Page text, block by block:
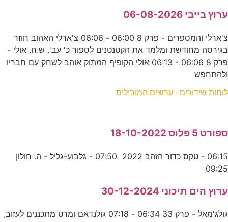
ערוץ בייבי 06-08-2026
צ'ארלי והמספרים - פרק 8 06:00 - 06:06 צ'ארלי האהוב חוזר
בגירסה מחודשת ומלמד את הקטנטנים לספור כ' עב'. ש.ח. אולי -
פרק 8 06:06 - 06:13 אולי הקופיף המתוק אוהב לשחק עם חבריו
ולהתחפש
לוחות שידורים - ערוצים המובילים
ספורט 5 פלוס 18-10-2022
06:15 - טקס כדור הזהב 2022 07:50 - גלבוע-גליל - ה. חולון
09:25
ערוץ הים תיכוני 30-12-2024
גולג'מאל - פרק 33 06:34 - 07:18 גולנדאם ומרט מתכננים לעזוב,